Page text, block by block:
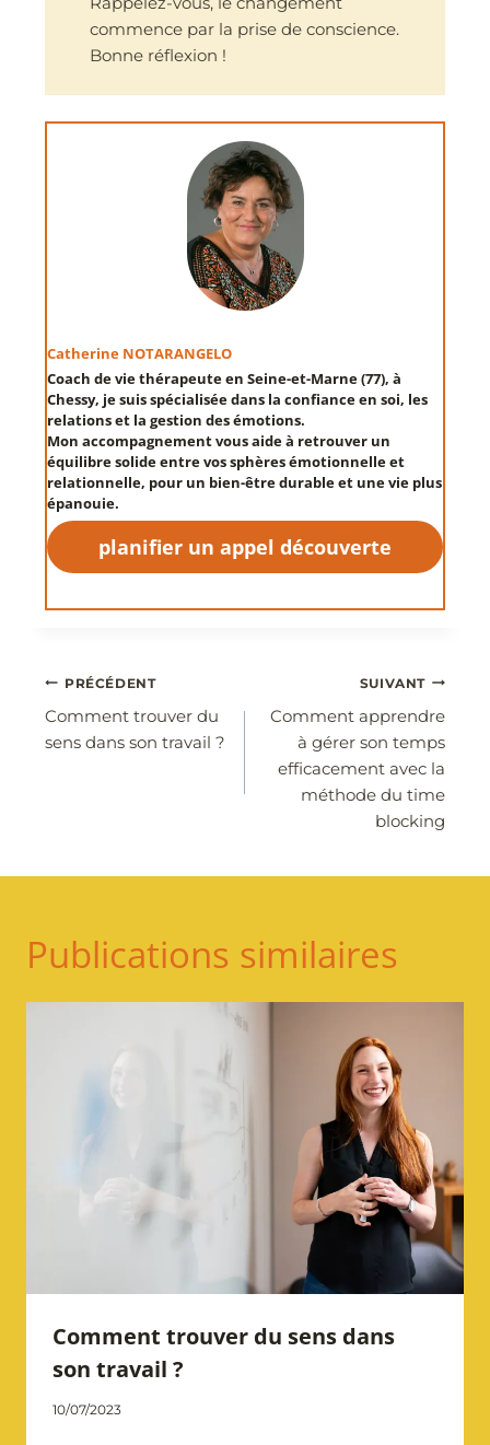
commence par la prise de conscience.
Bonne réflexion !
Catherine NOTARANGELO
Coach de vie thérapeute en Seine-et-Marne (77), à
Chessy, je suis spécialisée dans laconfiance en soi, les
relationset lagestion des émotions.
Mon accompagnement vous aide à retrouver un
équilibre solide entre vos sphères émotionnelle et
relationnelle, pour un bien-être durableet une vie plus
épanouie.
planifier un appel découverte
Navigation
de
PRÉCÉDENT
Comment trouver du
sens dans son travail ?
SUIVANT
Comment apprendre
à gérer son temps
efficacement avec la
méthode du time
blocking
Publications similaires
Comment trouver du sens dans
son travail ?
Par
10/07/2023